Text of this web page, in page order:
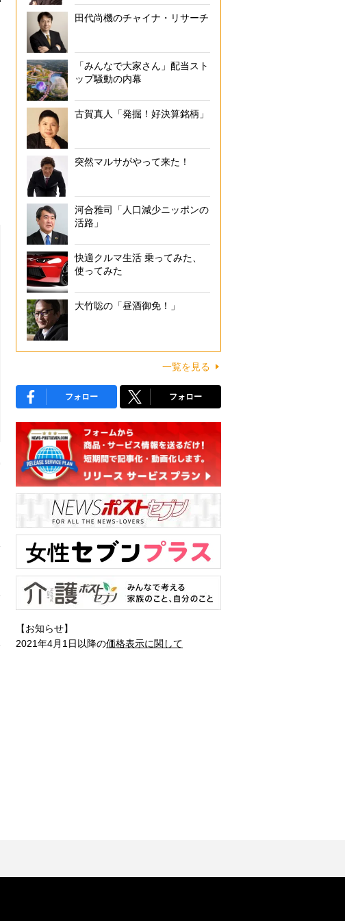
森口亮（もりぐち・まこと）／個人投資家、投資系YouTuber。「Excelで決算
長株を中・長期的に狙う」という手法で資産を10倍に。その後も着実に
田代尚機のチャイナ・リサーチ
「みんなで大家さん」配当スト
ップ騒動の内幕
古賀真人「発掘！好決算銘柄」
突然マルサがやって来た！
河合雅司「人口減少ニッポンの
活路」
快適クルマ生活 乗ってみた、
使ってみた
大竹聡の「昼酒御免！」
一覧を見る
フォロー フォロー
【お知らせ】
2021年4月1日以降の価格表示に関して